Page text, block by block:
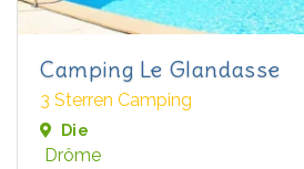
Camping Le Glandasse
3 Sterren Camping
Die
Drôme